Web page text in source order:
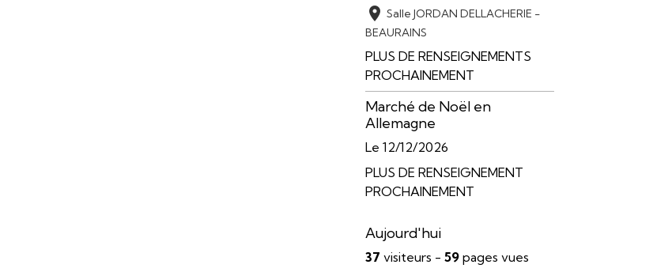
Salle JORDAN DELLACHERIE -
BEAURAINS
PLUS DE RENSEIGNEMENTS
PROCHAINEMENT
Marché de Noël en
Allemagne
Le 12/12/2026
PLUS DE RENSEIGNEMENT
PROCHAINEMENT
Aujourd'hui
37 visiteurs - 59pages vues